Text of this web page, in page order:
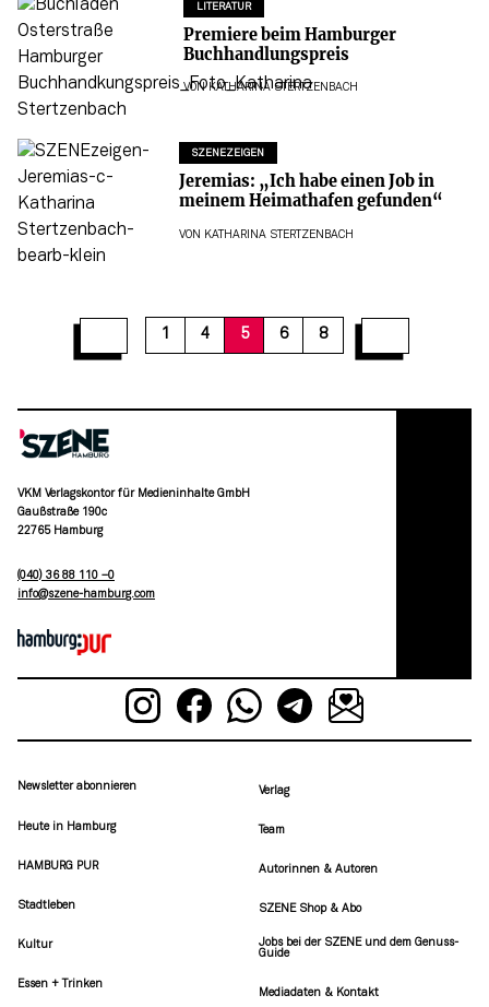
LITERATUR
Premiere beim Hamburger
Buchhandlungspreis
VON KATHARINA STERTZENBACH
SZENEZEIGEN
Jeremias: „Ich habe einen Job in
meinem Heimathafen gefunden“
VON KATHARINA STERTZENBACH
1 4 5 6 8
VKM Verlagskontor für Medieninhalte GmbH
Gaußstraße 190c
22765 Hamburg
(040) 36 88 110 –0
moc.grubmah-enezs@ofni
Newsletter abonnieren
Heute in Hamburg
HAMBURG PUR
Stadtleben
Kultur
Essen + Trinken
Verlag
Team
Autorinnen & Autoren
SZENE Shop & Abo
Jobs bei der SZENE und dem Genuss-
Guide
Mediadaten & Kontakt